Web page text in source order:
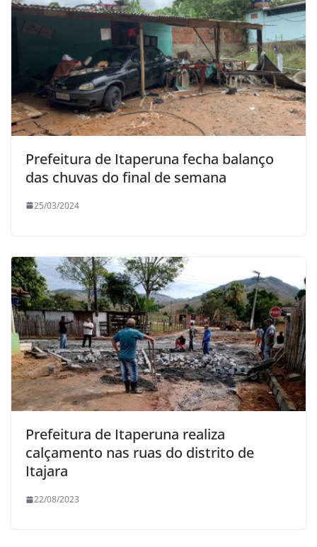
Prefeitura de Itaperuna fecha balanço
das chuvas do final de semana
25/03/2024
Prefeitura de Itaperuna realiza
calçamento nas ruas do distrito de
Itajara
22/08/2023